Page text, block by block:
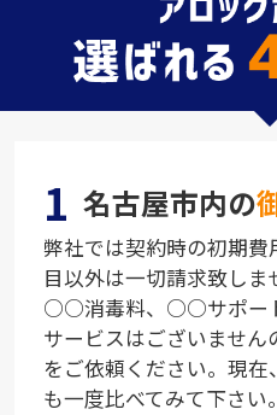
1 名古屋市内の
弊社では契約時の初期
目以外は一切請求致しま
○○消毒料、○○サポー
サービスはございません
をご依頼ください。現
も一度比べてみて下さい。